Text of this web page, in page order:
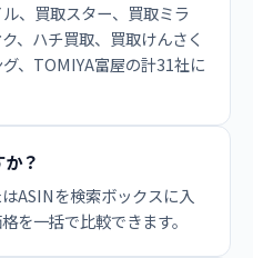
、買取スター、買取ミラ
、ハチ買取、買取けんさく
、TOMIYA富屋の計31社に
？
ASINを検索ボックスに入
を一括で比較できます。